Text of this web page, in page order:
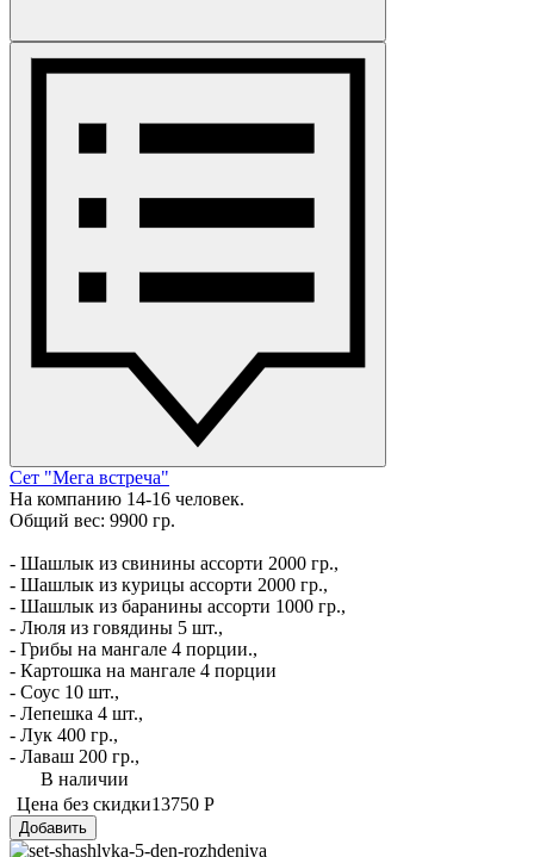
Сет "Мега встреча"
На компанию 14-16 человек.
Общий вес: 9900 гр.
- Шашлык из свинины ассорти 2000 гр.,
- Шашлык из курицы ассорти 2000 гр.,
- Шашлык из баранины ассорти 1000 гр.,
- Люля из говядины 5 шт.,
- Грибы на мангале 4 порции.,
- Картошка на мангале 4 порции
- Соус 10 шт.,
- Лепешка 4 шт.,
- Лук 400 гр.,
- Лаваш 200 гр.,
В наличии
Цена без скидки13750 Р
Добавить